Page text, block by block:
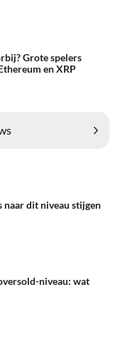
Grote spelers
en XRP
naar dit niveau stijgen
niveau: wat